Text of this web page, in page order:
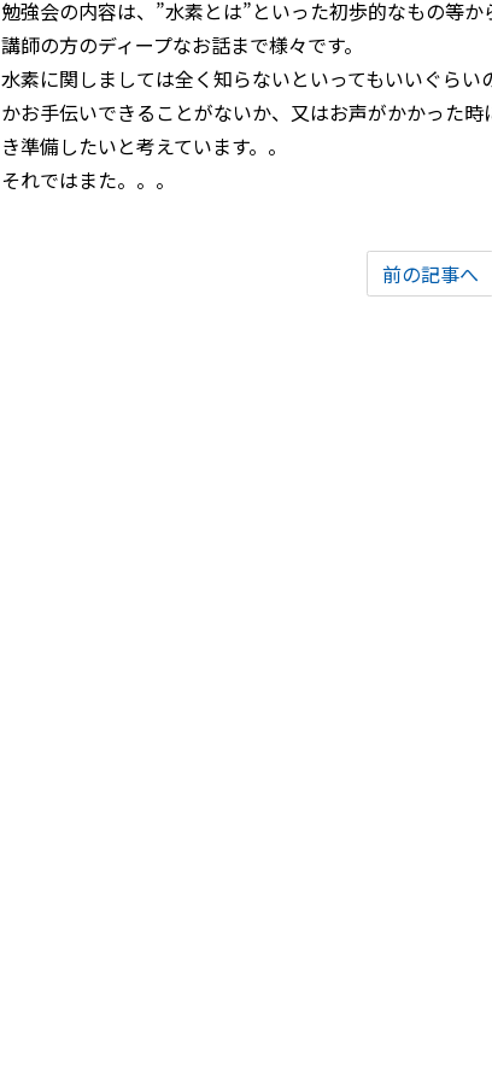
勉強会の内容は、”水素とは”といった初歩的なもの等
講師の方のディープなお話まで様々です。
水素に関しましては全く知らないといってもいいぐら
かお手伝いできることがないか、又はお声がかかった
き準備したいと考えています。。
それではまた。。。
前の記事へ